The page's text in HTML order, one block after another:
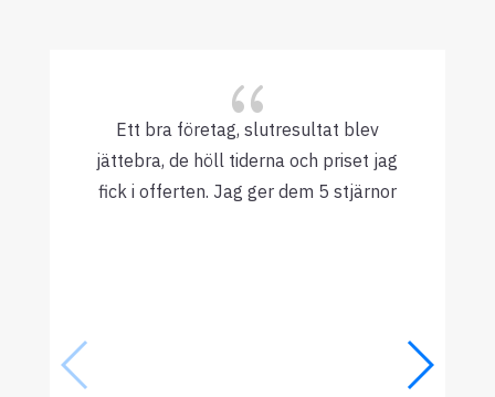
{
Ett bra företag, slutresultat blev
jättebra, de höll tiderna och priset jag
fick i offerten. Jag ger dem 5 stjärnor